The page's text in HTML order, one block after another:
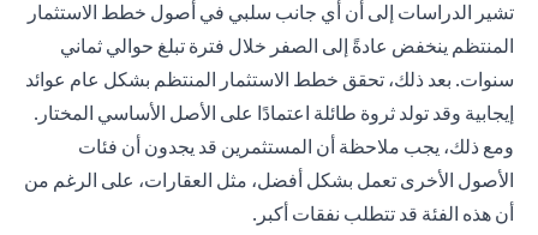
تشير الدراسات إلى أن أي جانب سلبي في أصول خطط الاستثمار
المنتظم ينخفض ​​عادةً إلى الصفر خلال فترة تبلغ حوالي ثماني
سنوات. بعد ذلك، تحقق خطط الاستثمار المنتظم بشكل عام عوائد
إيجابية وقد تولد ثروة طائلة اعتمادًا على الأصل الأساسي المختار.
ومع ذلك، يجب ملاحظة أن المستثمرين قد يجدون أن فئات
الأصول الأخرى تعمل بشكل أفضل، مثل العقارات، على الرغم من
أن هذه الفئة قد تتطلب نفقات أكبر.